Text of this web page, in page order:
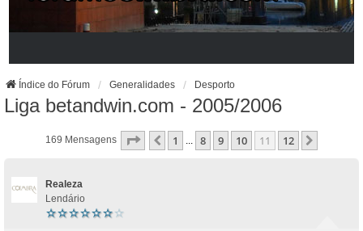
Índice do Fórum Generalidades Desporto
Liga betandwin.com - 2005/2006
169 Mensagens Página 11De 12
Anterior
1 ... 8 9 10 11 12
Realeza
Lendário